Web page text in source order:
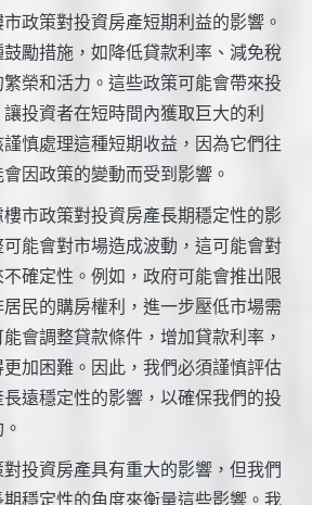
政策對投資房產短期利益的影響。
勵措施，如降低貸款利率、減免稅
榮和活力。這些政策可能會帶來投
投資者在短時間內獲取巨大的利
慎處理這種短期收益，因為它們往
因政策的變動而受到影響。
市政策對投資房產長期穩定性的影
能會對市場造成波動，這可能會對
確定性。例如，政府可能會推出限
民的購房權利，進一步壓低市場需
會調整貸款條件，增加貸款利率，
加困難。因此，我們必須謹慎評估
遠穩定性的影響，以確保我們的投
投資房產具有重大的影響，但我們
穩定性的角度來衡量這些影響。我